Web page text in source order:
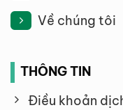
Về chúng tôi
THÔNG TIN
Điều khoản